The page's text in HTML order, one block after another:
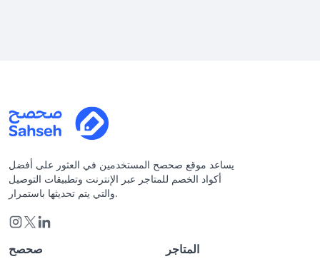
يساعد موقع صحصح المستخدمين في العثور على أفضل
أكواد الخصم للمتاجر عبر الإنترنت وتطبيقات التوصيل
والتي يتم تحديثها باستمرار.
صحصح المتاجر